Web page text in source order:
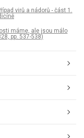
virů a nádorů - část 1.
máme, ale jsou málo
pp. 537-538)